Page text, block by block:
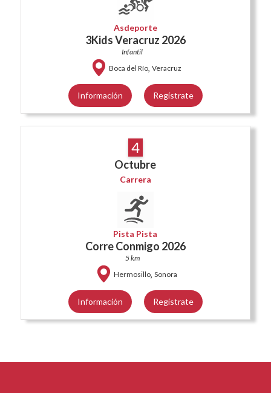
Asdeporte
3Kids Veracruz 2026
Infantil
Boca del Río, Veracruz
Información Regístrate
4
Octubre
Carrera
Pista Pista
Corre Conmigo 2026
5 km
Hermosillo, Sonora
Información Regístrate